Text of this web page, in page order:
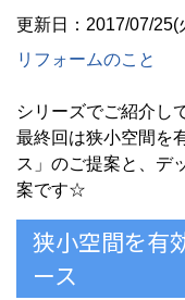
更新日：2017/07/25(
リフォームのこと
シリーズでご紹介し
最終回は狭小空間を
ス」のご提案と、デ
案です☆
狭小空間を有
ース